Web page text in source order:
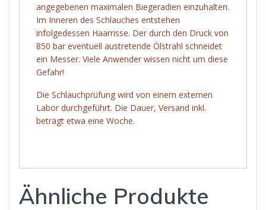
angegebenen maximalen Biegeradien einzuhalten.
Im Inneren des Schlauches entstehen
infolgedessen Haarrisse. Der durch den Druck von
850 bar eventuell austretende Ölstrahl schneidet
ein Messer. Viele Anwender wissen nicht um diese
Gefahr!
Die Schlauchprüfung wird von einem externen
Labor durchgeführt. Die Dauer, Versand inkl.
beträgt etwa eine Woche.
Ähnliche Produkte